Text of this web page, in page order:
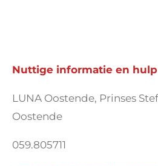
Nuttige informatie en hulp
LUNA Oostende, Prinses
Oostende
059.805711